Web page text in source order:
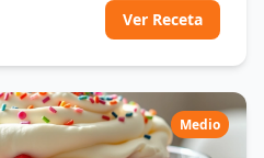
Ver Receta
Medio